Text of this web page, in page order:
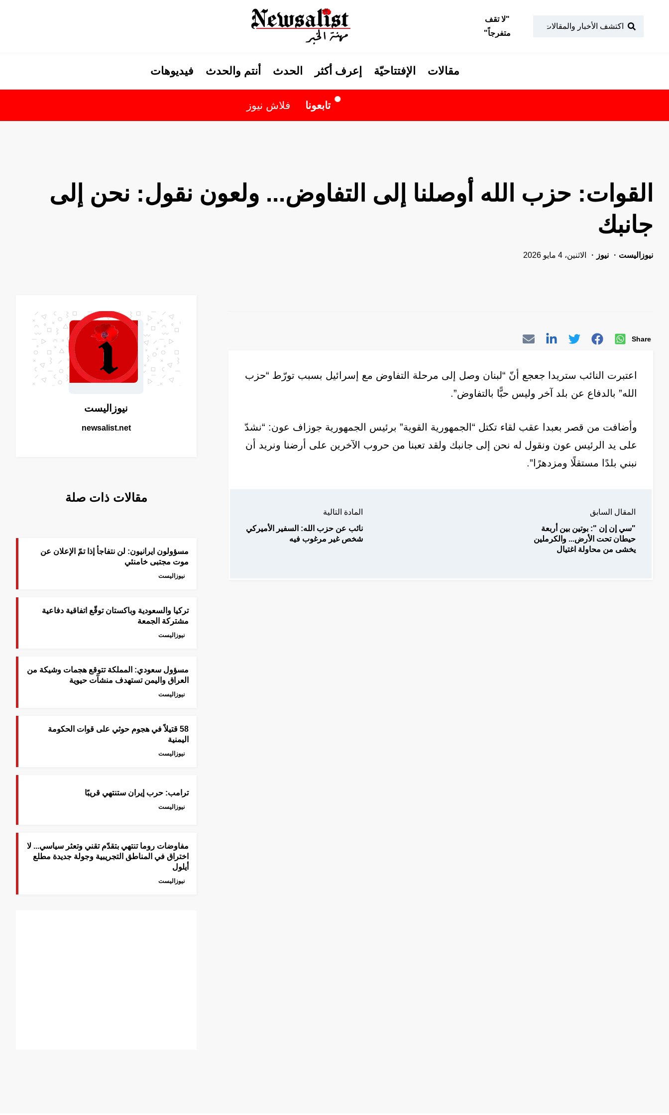
"لا تقف
متفرجاً"
مقالات الإفتتاحيّة إعرف أكثر الحدث أنتم والحدث فيديوهات
فلاش نيوز
القوات: حزب الله أوصلنا إلى التفاوض... ولعون نقول: نحن إلى
جانبك
نيوزاليست نيوز الاثنين، 4 مايو 2026
Share
اعتبرت النائب ستريدا جعجع أنّ “لبنان وصل إلى مرحلة التفاوض مع إسرائيل بسبب تورّط “حزب
الله” بالدفاع عن بلد آخر وليس حبًّا بالتفاوض”.
وأضافت من قصر بعبدا عقب لقاء تكتل “الجمهورية القوية” برئيس الجمهورية جوزاف عون: “نشدّ
على يد الرئيس عون ونقول له نحن إلى جانبك ولقد تعبنا من حروب الآخرين على أرضنا ونريد أن
نبني بلدًا مستقلًا ومزدهرًا”.
المقال السابق
"سي إن إن ": بوتين بين أربعة
حيطان تحت الأرض... والكرملين
يخشى من محاولة اغتيال
المادة التالية
نائب عن حزب الله: السفير الأميركي
شخص غير مرغوب فيه
نيوزاليست
newsalist.net
مقالات ذات صلة
مسؤولون ايرانيون: لن نتفاجأ إذا تمّ الإعلان عن
موت مجتبى خامنئي
نيوزاليست
‎تركيا والسعودية وباكستان توقّع اتفاقية دفاعية
مشتركة الجمعة
نيوزاليست
‎مسؤول سعودي: المملكة تتوقع هجمات وشيكة من
العراق واليمن تستهدف منشآت حيوية
نيوزاليست
58 قتيلاً في هجوم حوثي على قوات الحكومة
اليمنية
نيوزاليست
ترامب: حرب إيران ستنتهي قريبًا
نيوزاليست
مفاوضات روما تنتهي بتقدّم تقني وتعثر سياسي... لا
اختراق في المناطق التجريبية وجولة جديدة مطلع
أيلول
نيوزاليست